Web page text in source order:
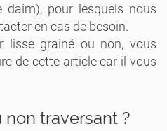
pour lesquels nous
en cas de besoin.
grainé ou non, vous
de cette article car il vous
non traversant ?